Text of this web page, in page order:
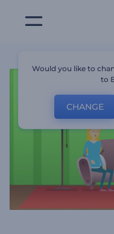
Would you like to
to
CHANGE